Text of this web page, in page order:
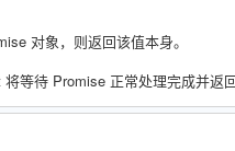
对象，则返回该值本身。
等待 Promise 正常处理完成并返